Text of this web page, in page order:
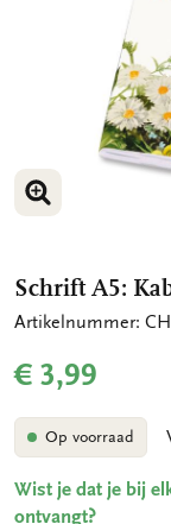
VERGROOT
Schrift A5:
Artikelnummer:
€ 3,99
Op voorraad
Wist je dat je bij
ontvangt?